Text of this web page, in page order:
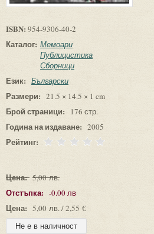
ISBN: 954-9306-40-2
Каталог: Мемоари
Публицистика
Сборници
Език: Български
Размери: 21.5 × 14.5 × 1 cm
Брой страници: 176 стр.
Година на издаване: 2005
Рейтинг:
Цена: 5,00 лв.
Отстъпка: -0.00 лв
Цена: 5,00 лв. / 2,55 €